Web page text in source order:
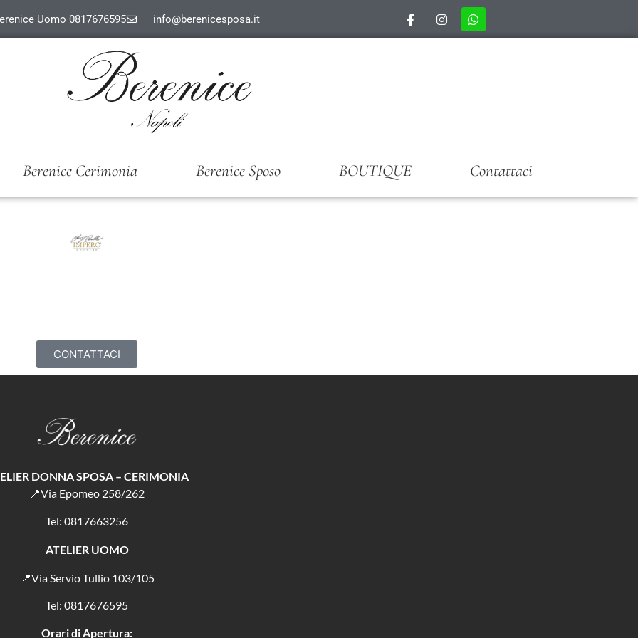
Uomo 0817676595 info@berenicesposa.it
Berenice Cerimonia Berenice Sposo BOUTIQUE Contattaci
CONTATTACI
DONNA SPOSA – CERIMONIA
📍Via Epomeo 258/262
Tel: 0817663256
ATELIER UOMO
📍Via Servio Tullio 103/105
Tel: 0817676595
Orari di Apertura: